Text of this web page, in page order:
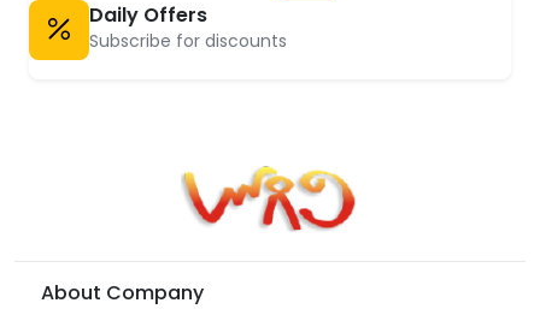
Daily Offers
Subscribe for discounts
About Company